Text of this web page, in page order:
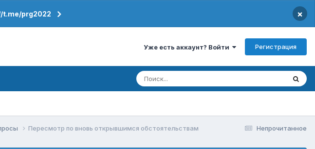
t.me/prg2022 ×
Уже есть аккаунт? Войти Регистрация
Непрочитанное
Пересмотр по вновь открывшимся обстоятельствам